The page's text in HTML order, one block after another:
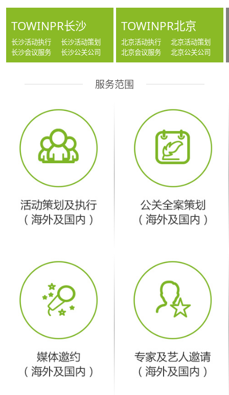
TOWINPR长沙
长沙活动执行
长沙活动策划
长沙会议服务
长沙公关公司
TOWINPR北京
北京活动执行
北京活动策划
北京会议服务
北京公关公司
服务范围